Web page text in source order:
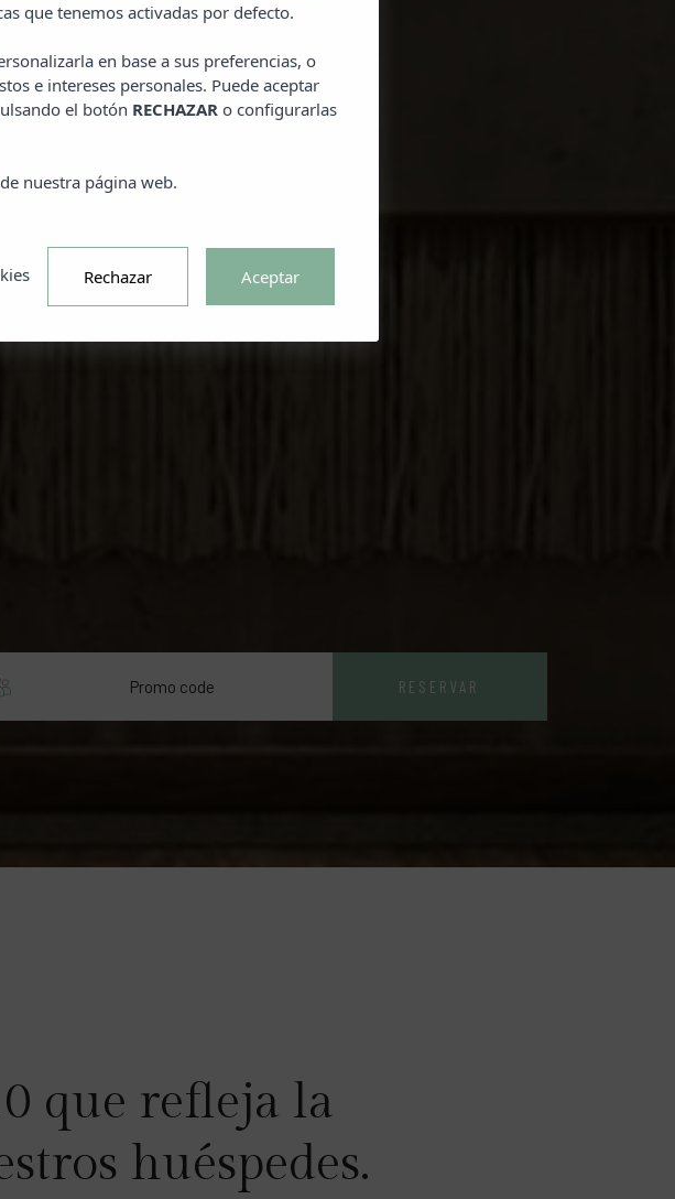
RESERVAR
que refleja la
huéspedes.
una ventaja exclusiva de hasta el
sujeta a disponibilidad.
que tenemos activadas por defecto.
en base a sus preferencias, o
e intereses personales. Puede aceptar
el botón RECHAZARo configurarlas
nuestra página web.
Rechazar Aceptar